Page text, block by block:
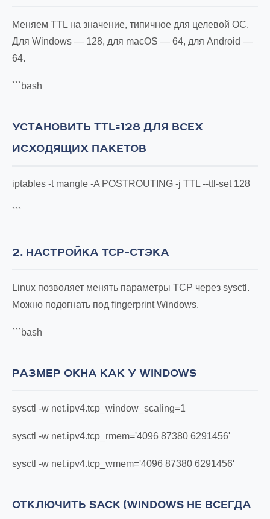
Меняем TTL на значение, типичное для целевой ОС.
Для Windows — 128, для macOS — 64, для Android —
64.
```bash
УСТАНОВИТЬ TTL=128 ДЛЯ ВСЕХ
ИСХОДЯЩИХ ПАКЕТОВ
iptables -t mangle -A POSTROUTING -j TTL --ttl-set 128
```
2. НАСТРОЙКА TCP-СТЭКА
Linux позволяет менять параметры TCP через sysctl.
Можно подогнать под fingerprint Windows.
```bash
РАЗМЕР ОКНА КАК У WINDOWS
sysctl -w net.ipv4.tcp_window_scaling=1
sysctl -w net.ipv4.tcp_rmem='4096 87380 6291456'
sysctl -w net.ipv4.tcp_wmem='4096 87380 6291456'
ОТКЛЮЧИТЬ SACK (WINDOWS НЕ ВСЕГДА